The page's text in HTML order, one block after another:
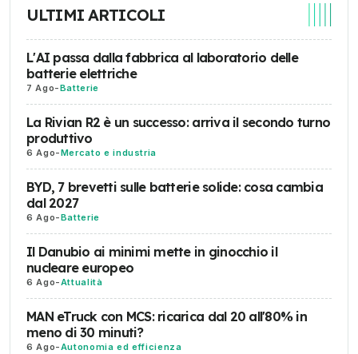
ULTIMI ARTICOLI
L'AI passa dalla fabbrica al laboratorio delle
batterie elettriche
7 Ago-Batterie
La Rivian R2 è un successo: arriva il secondo turno
produttivo
6 Ago-Mercato e industria
BYD, 7 brevetti sulle batterie solide: cosa cambia
dal 2027
6 Ago-Batterie
Il Danubio ai minimi mette in ginocchio il
nucleare europeo
6 Ago-Attualità
MAN eTruck con MCS: ricarica dal 20 all'80% in
meno di 30 minuti?
6 Ago-Autonomia ed efficienza